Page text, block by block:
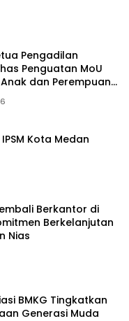
Pengadilan
Penguatan MoU
dan Perempuan
Kota Medan
Berkantor di
Berkelanjutan
Nias
BMKG Tingkatkan
Generasi Muda